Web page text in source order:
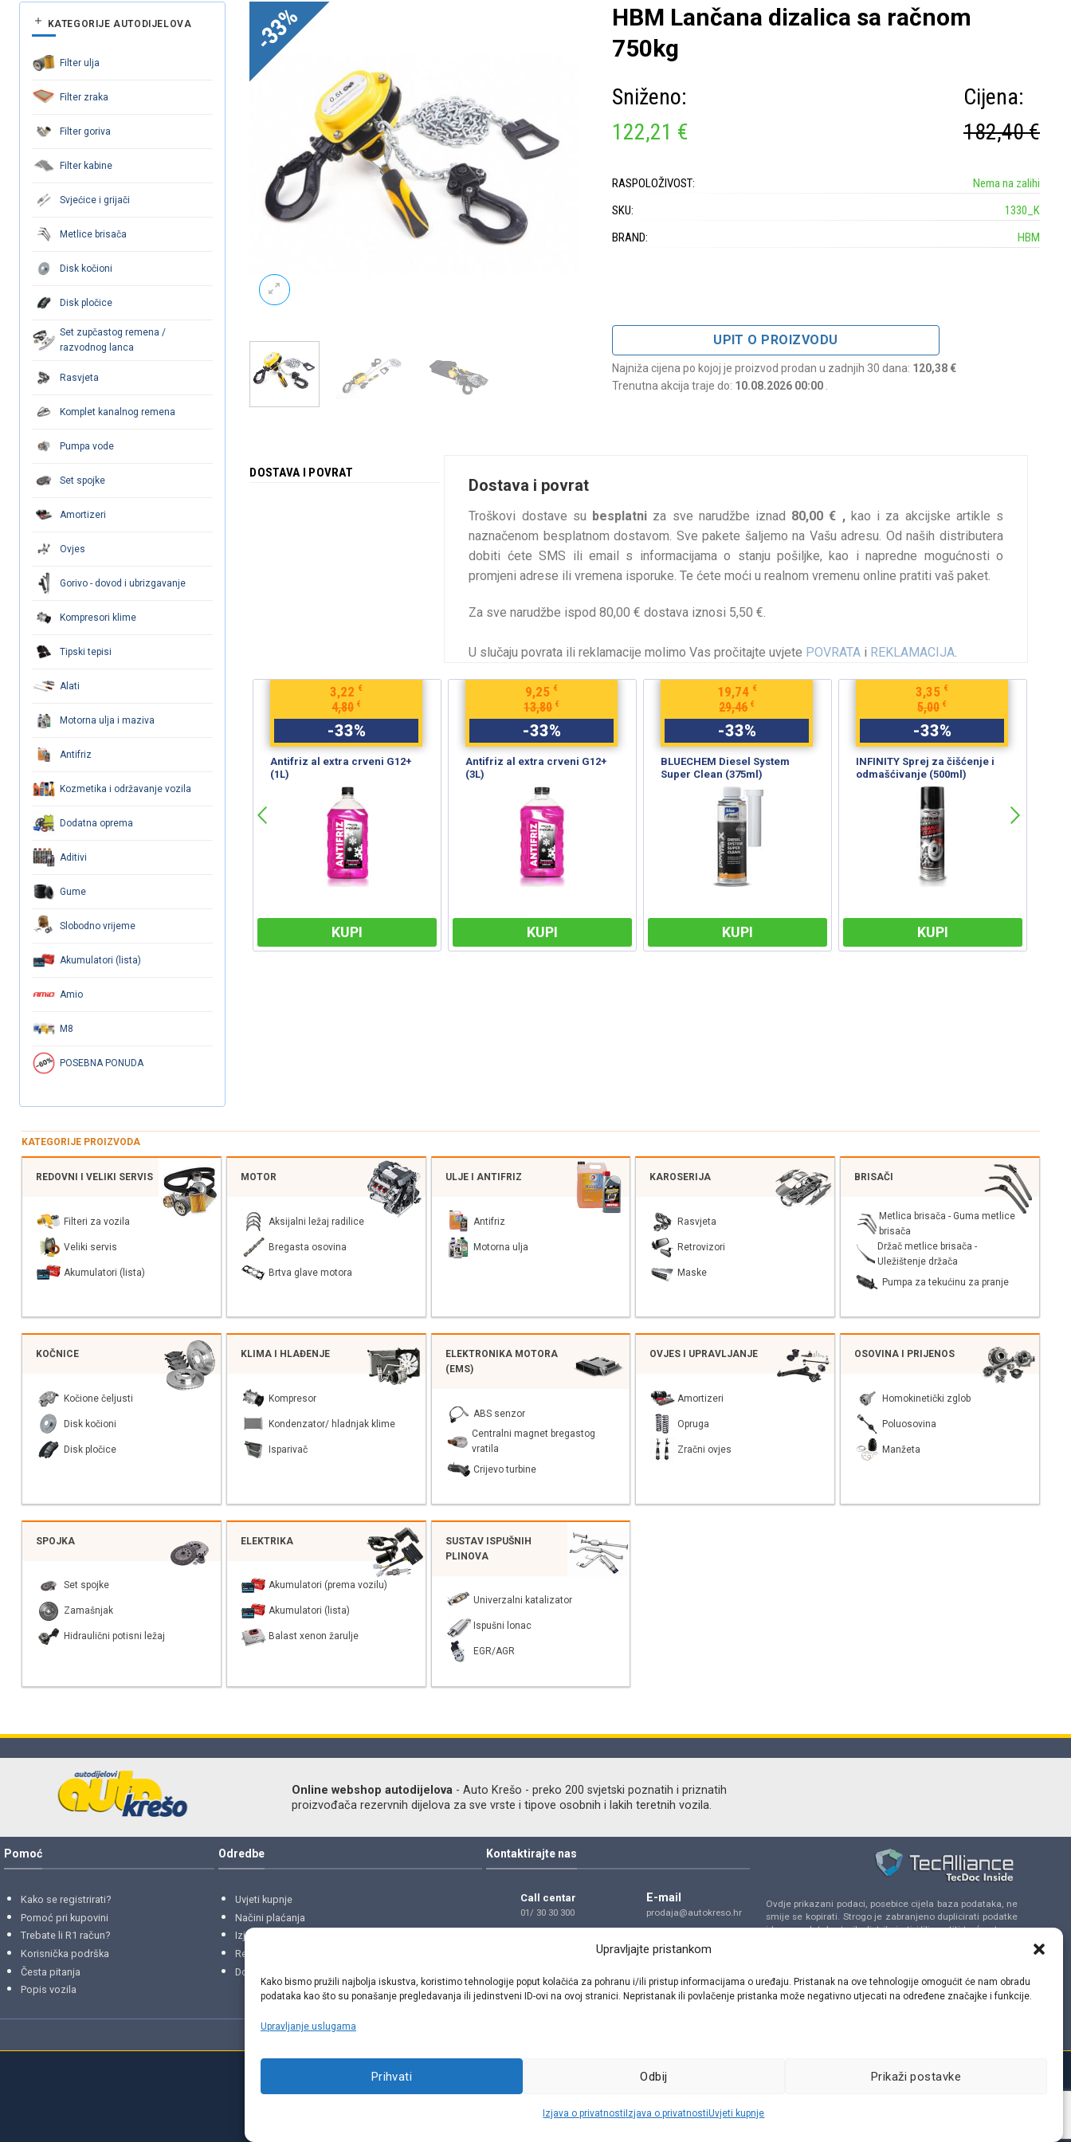
Upravljajte pristankom
Kako bismo pružili najbolja iskustva, koristimo tehnologije poput kolačića za pohranu i/ili pristup informacijama o uređaju. Pristanak na ove tehnologije omogućit će nam obradu
podataka kao što su ponašanje pregledavanja ili jedinstveni ID-ovi na ovoj stranici. Nepristanak ili povlačenje pristanka može negativno utjecati na određene značajke i funkcije.
Upravljanje uslugama
Prihvati Odbij Prikaži postavke
Izjava o privatnosti Izjava o privatnostiUvjeti kupnje
-33%
UPIT O PROIZVODU
Najniža cijena po kojoj je proizvod prodan u zadnjih 30 dana: 120,38 €
Trenutna akcija traje do: 10.08.2026 00:00
HBM Lančana dizalica sa račnom
750kg
Sniženo:
122,21 €
Cijena:
182,40 €
RASPOLOŽIVOST:
Nema na zalihi
SKU:
1330_K
BRAND:
HBM
DOSTAVA I POVRAT
Dostava i povrat
Troškovi dostave su besplatni za sve narudžbe iznad 80,00 € ,kao i za akcijske artikle s
naznačenom besplatnom dostavom. Sve pakete šaljemo na Vašu adresu. Od naših distributera
dobiti ćete SMS ili email s informacijama o stanju pošiljke, kao i napredne mogućnosti o
promjeni adrese ili vremena isporuke. Te ćete moći u realnom vremenu online pratiti vaš paket.
Za sve narudžbe ispod 80,00 € dostava iznosi 5,50 €.
U slučaju povrata ili reklamacije molimo Vas pročitajte uvjete POVRATA i REKLAMACIJA.
WD-40 (450ml) SmartStraw
4,80 €
3,22 €
-33%
Antifriz al extra crveni G12+
(1L)
KUPI
13,80 €
9,25 €
-33%
Antifriz al extra crveni G12+
(3L)
KUPI
29,46 €
19,74 €
-33%
BLUECHEM Diesel System
Super Clean (375ml)
KUPI
5,00 €
3,35 €
-33%
INFINITY Sprej za čišćenje i
odmašćivanje (500ml)
KUPI
KATEGORIJE AUTODIJELOVA
Filter ulja
Filter zraka
Filter goriva
Filter kabine
Svjećice i grijači
Metlice brisača
Disk kočioni
Disk pločice
Set zupčastog remena /
razvodnog lanca
Rasvjeta
Komplet kanalnog remena
Pumpa vode
Set spojke
Amortizeri
Ovjes
Gorivo - dovod i ubrizgavanje
Kompresori klime
Tipski tepisi
Alati
Motorna ulja i maziva
Antifriz
Kozmetika i održavanje vozila
Dodatna oprema
Aditivi
Gume
Slobodno vrijeme
Akumulatori (lista)
Amio
M8
POSEBNA PONUDA
KATEGORIJE PROIZVODA
REDOVNI I VELIKI SERVIS
Filteri za vozila
Veliki servis
Akumulatori (lista)
MOTOR
Aksijalni ležaj radilice
Bregasta osovina
Brtva glave motora
ULJE I ANTIFRIZ
Antifriz
Motorna ulja
KAROSERIJA
Rasvjeta
Retrovizori
Maske
BRISAČI
Metlica brisača - Guma metlice
brisača
Držač metlice brisača -
Uležištenje držača
Pumpa za tekućinu za pranje
KOČNICE
Kočione čeljusti
Disk kočioni
Disk pločice
KLIMA I HLAĐENJE
Kompresor
Kondenzator/ hladnjak klime
Isparivač
ELEKTRONIKA MOTORA
(EMS)
ABS senzor
Centralni magnet bregastog
vratila
Crijevo turbine
OVJES I UPRAVLJANJE
Amortizeri
Opruga
Zračni ovjes
OSOVINA I PRIJENOS
Homokinetički zglob
Poluosovina
Manžeta
SPOJKA
Set spojke
Zamašnjak
Hidraulični potisni ležaj
ELEKTRIKA
Akumulatori (prema vozilu)
Akumulatori (lista)
Balast xenon žarulje
SUSTAV ISPUŠNIH
PLINOVA
Univerzalni katalizator
Ispušni lonac
EGR/AGR
Online webshop autodijelova - Auto Krešo - preko 200 svjetski poznatih i priznatih
proizvođača rezervnih dijelova za sve vrste i tipove osobnih i lakih teretnih vozila.
Pomoć
Kako se registrirati?
Pomoć pri kupovini
Trebate li R1 račun?
Korisnička podrška
Česta pitanja
Popis vozila
Odredbe
Uvjeti kupnje
Načini plaćanja
Izjava o privatnosti
Reklamacije
Dostava i isporuke
Kontaktirajte nas
Call centar
01/ 30 30 300
E-mail
prodaja@autokreso.hr
Dragutina Golika 14,
Ovdje prikazani podaci, posebice cijela baza podataka, ne
smije se kopirati. Strogo je zabranjeno duplicirati podatke
i bazu podataka te ih distribuirati i/ili uputiti treće strane
Sva prava pridržana © 2021 W.A.O.